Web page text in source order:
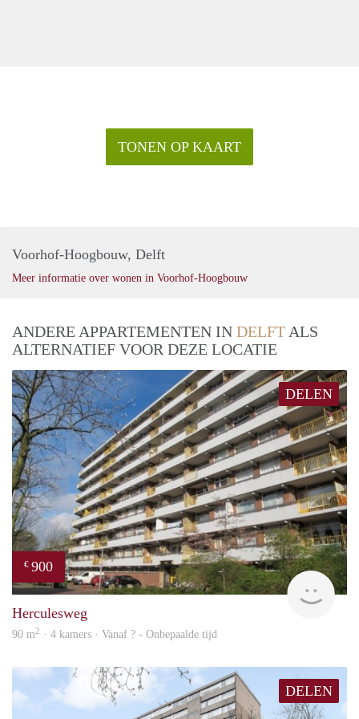
TONEN OP KAART
Voorhof-Hoogbouw, Delft
Meer informatie over wonen in Voorhof-Hoogbouw
ANDERE APPARTEMENTEN IN DELFT ALS
ALTERNATIEF VOOR DEZE LOCATIE
DELEN
€ 900
rent
Herculesweg
90 m2 · 4 kamers · Vanaf ? - Onbepaalde tijd
DELEN